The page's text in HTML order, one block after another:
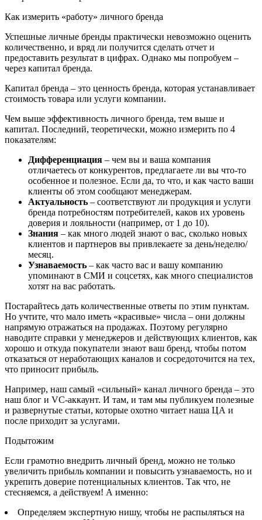
Как измерить «работу» личного бренда
Успешные личные бренды практически невозможно оценить
количественно, и вряд ли получится сделать отчет и
предоставить результат в цифрах. Однако мы попробуем –
через капитал бренда.
Капитал бренда – это ценность бренда, которая устанавливает
стоимость товара или услуги компании.
Чем выше эффективность личного бренда, тем выше и
капитал. Последний, теоретически, можно измерить по 4
показателям:
Дифференциация – чем вы и ваша компания
отличаетесь от конкурентов, предлагаете ли вы что-то
особенное и полезное. Если да, то что, и как часто ваши
клиенты об этом сообщают менеджерам.
Актуальность – соответствуют ли продукция и услуги
бренда потребностям потребителей, каков их уровень
доверия и лояльности (например, от 1 до 10).
Знания – как много людей знают о вас, сколько новых
клиентов и партнеров вы привлекаете за день/неделю/
месяц.
Узнаваемость – как часто вас и вашу компанию
упоминают в СМИ и соцсетях, как много специалистов
хотят на вас работать.
Постарайтесь дать количественные ответы по этим пунктам.
Но учтите, что мало иметь «красивые» числа – они должны
напрямую отражаться на продажах. Поэтому регулярно
наводите справки у менеджеров и действующих клиентов, как
хорошо и откуда покупатели знают ваш бренд, чтобы потом
отказаться от неработающих каналов и сосредоточится на тех,
что приносит прибыль.
Например, наш самый «сильный» канал личного бренда – это
наш блог и VC-аккаунт. И там, и там мы публикуем полезные
и развернутые статьи, которые охотно читает наша ЦА и
после приходит за услугами.
Подытожим
Если грамотно внедрить личный бренд, можно не только
увеличить прибыль компании и повысить узнаваемость, но и
укрепить доверие потенциальных клиентов. Так что, не
стесняемся, а действуем! А именно:
Определяем экспертную нишу, чтобы не распыляться на